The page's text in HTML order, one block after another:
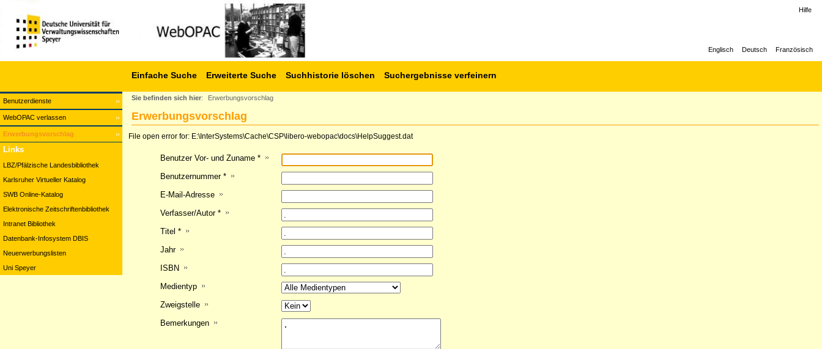
Benutzerdienste
WebOPAC verlassen
Erwerbungsvorschlag
Einfache Suche Erweiterte Suche Suchhistorie löschen Suchergebnisse verfeinern
Hilfe
Englisch Deutsch Französisch
Links
LBZ/Pfälzische Landesbibliothek
Karlsruher Virtueller Katalog
SWB Online-Katalog
Elektronische Zeitschriftenbibliothek
Intranet Bibliothek
Datenbank-Infosystem DBIS
Neuerwerbungslisten
Uni Speyer
Sie befinden sich hier: Erwerbungsvorschlag
Erwerbungsvorschlag
File open error for: E:\InterSystems\Cache\CSP\libero-webopac\docs\HelpSuggest.dat
Benutzer Vor- und Zuname *
Benutzernummer *
E-Mail-Adresse
Verfasser/Autor *
Titel *
Jahr
ISBN
Medientyp
Zweigstelle
Bemerkungen